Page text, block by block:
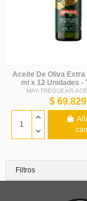
Aceite De Oliva Extra
ml x 12 Unidades -
MAY-TREGUEAR-
$ 69.829
Filtros